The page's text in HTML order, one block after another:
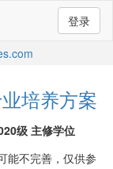
登录
培养方案
级 主修学位
能不完善，仅供参